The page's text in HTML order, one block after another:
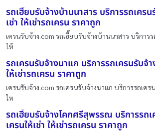
รถเฮี๊ยบรับจ้างบ้านนาสาร บริการรถเครน
เช่า ให้เช่ารถเครน ราคาถูก
เครนรับจ้าง.com รถเฮี๊ยบรับจ้างบ้านนาสาร บริการ
ให้
รถเครนรับจ้างนาแก บริการรถเครนรับจ้า
ให้เช่ารถเครน ราคาถูก
เครนรับจ้าง.com รถเครนรับจ้างนาแก บริการรถเคร
ให
รถเฮี๊ยบรับจ้างโคกศรีสุพรรณ บริการรถ
เครนให้เช่า ให้เช่ารถเครน ราคาถูก